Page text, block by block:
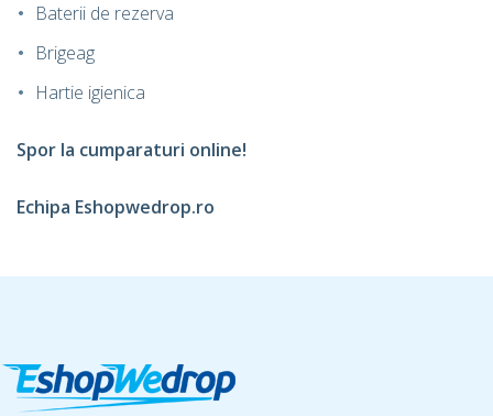
Baterii de rezerva
Brigeag
Hartie igienica
Spor la cumparaturi online!
Echipa Eshopwedrop.ro